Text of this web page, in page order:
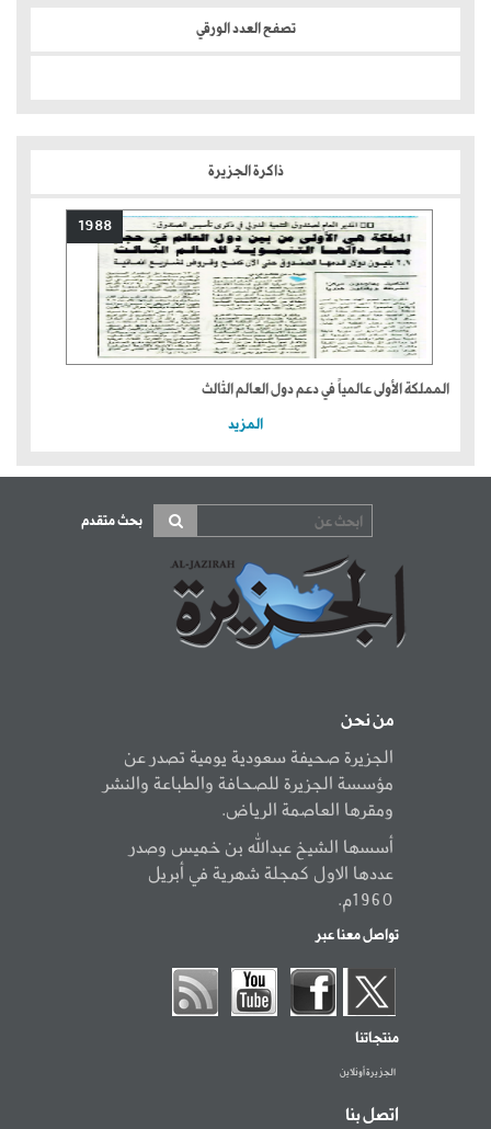
تصفح العدد الورقي
ذاكرة الجزيرة
1988
المملكة الأولى عالمياً في دعم دول العالم الثالث
المزيد
بحث متقدم
من نحن
الجزيرة صحيفة سعودية يومية تصدر عن
مؤسسة الجزيرة للصحافة والطباعة والنشر
ومقرها العاصمة الرياض.
أسسها الشيخ عبدالله بن خميس وصدر
عددها الاول كمجلة شهرية في أبريل
1960م.
تواصل معنا عبر
منتجاتنا
الجزيرة أونلاين
اتصل بنا